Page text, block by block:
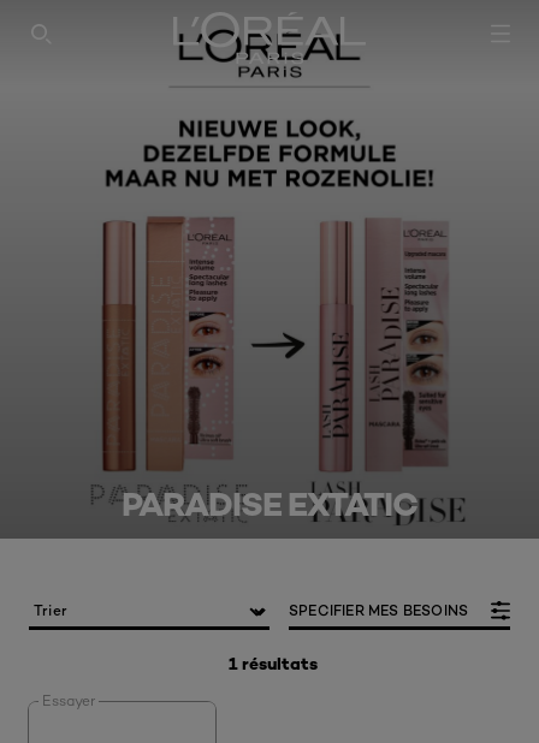
PARADISE EXTATIC
1 résultats
SPECIFIER MES BESOINS
Essayer